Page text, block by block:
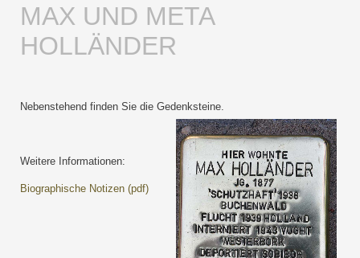
MAX UND META
HOLLÄNDER
Nebenstehend finden Sie die Gedenksteine.
Weitere Informationen:
Biographische Notizen (pdf)